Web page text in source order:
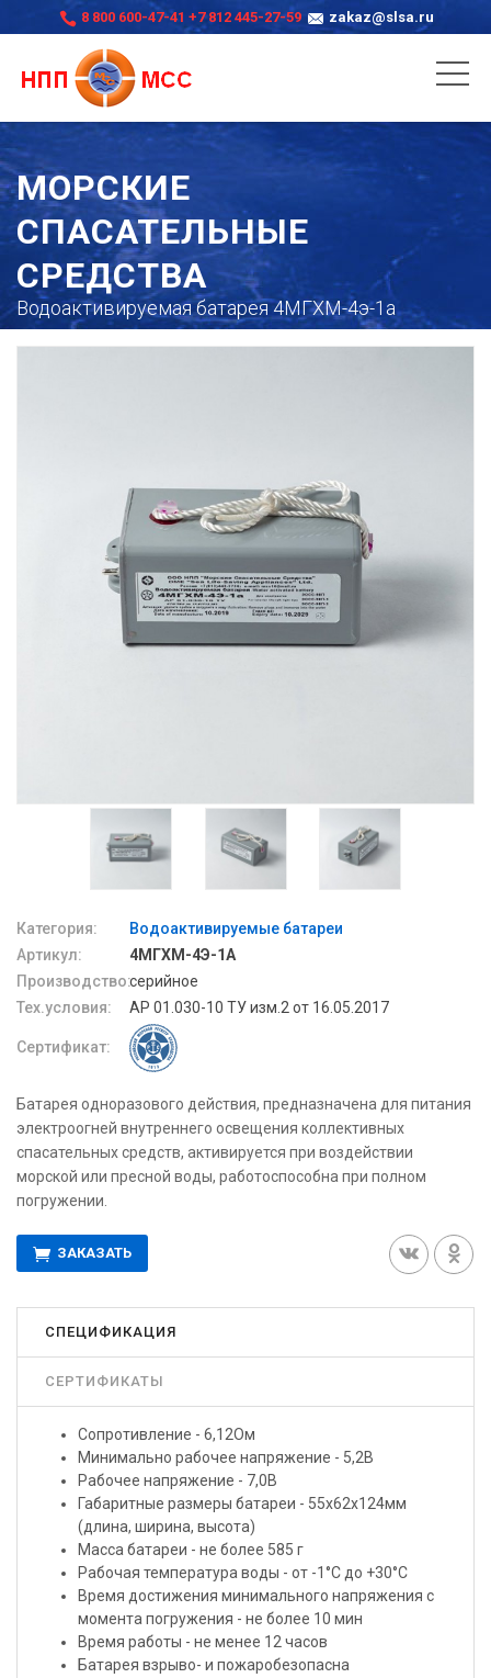
8 800 600-47-41 +7 812 445-27-59 zakaz@slsa.ru
МОРСКИЕ
СПАСАТЕЛЬНЫЕ
СРЕДСТВА
Водоактивируемая батарея 4МГХМ-4э-1а
Категория:
Водоактивируемые батареи
Артикул:
4МГХМ-4Э-1А
Производство:серийное
Тех.условия:
АР 01.030-10 ТУ изм.2 от 16.05.2017
Сертификат:
Батарея одноразового действия, предназначена для питания
электроогней внутреннего освещения коллективных
спасательных средств, активируется при воздействии
морской или пресной воды, работоспособна при полном
погружении.
ЗАКАЗАТЬ
СПЕЦИФИКАЦИЯ
СЕРТИФИКАТЫ
Сопротивление - 6,12Ом
Минимально рабочее напряжение - 5,2В
Рабочее напряжение - 7,0В
Габаритные размеры батареи - 55x62x124мм
(длина, ширина, высота)
Масса батареи - не более 585 г
Рабочая температура воды - от -1°С до +30°С
Время достижения минимального напряжения с
момента погружения - не более 10 мин
Время работы - не менее 12 часов
Батарея взрыво- и пожаробезопасна